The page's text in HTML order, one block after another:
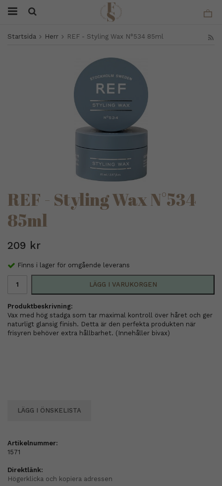
Startsida Herr REF - Styling Wax N°534 85ml
REF - Styling Wax N°534
85ml
209 kr
Finns i lager för omgående leverans
LÄGG I VARUKORGEN
Produktbeskrivning:
Vax med hög stadga som tar maximal kontroll över håret och ger
naturligt glansig finish. Detta är den perfekta produkten när
frisyren behöver extra hållbarhet. (Innehåller bivax)
LÄGG I ÖNSKELISTA
Artikelnummer:
1571
Direktlänk:
Högerklicka och kopiera adressen